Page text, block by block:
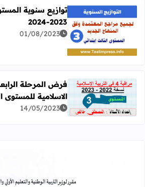
اقرأ المزيد عن توازيع سنوية المستوى
توازيع سنوية
2023-2024
01/08/2023
اقرأ المزيد عن فرض المرحلة الرابعة
فرض المرحلة
الاسلامية للمستوى الثالث
14/05/2023